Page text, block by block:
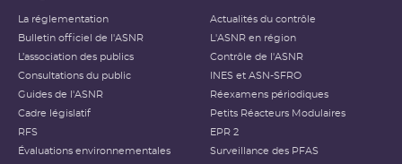
La réglementation
Bulletin officiel de l'ASNR
L’association des publics
Consultations du public
Guides de l'ASNR
Cadre législatif
RFS
Évaluations environnementales
Actualités du contrôle
L'ASNR en région
Contrôle de l'ASNR
INES et ASN-SFRO
Réexamens périodiques
Petits Réacteurs Modulaires
EPR 2
Surveillance des PFAS